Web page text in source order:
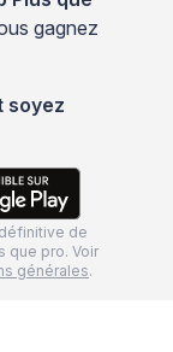
gagnez
soyez
de
que pro. Voir
générales.